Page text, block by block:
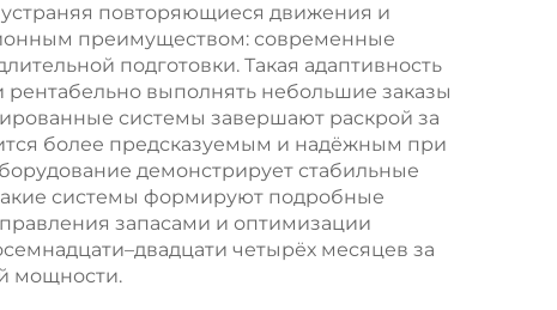
устраняя повторяющиеся движения и
преимуществом: современные
подготовки. Такая адаптивность
выполнять небольшие заказы
системы завершают раскрой за
более предсказуемым и надёжным при
демонстрирует стабильные
системы формируют подробные
запасами и оптимизации
четырёх месяцев за
мощности.